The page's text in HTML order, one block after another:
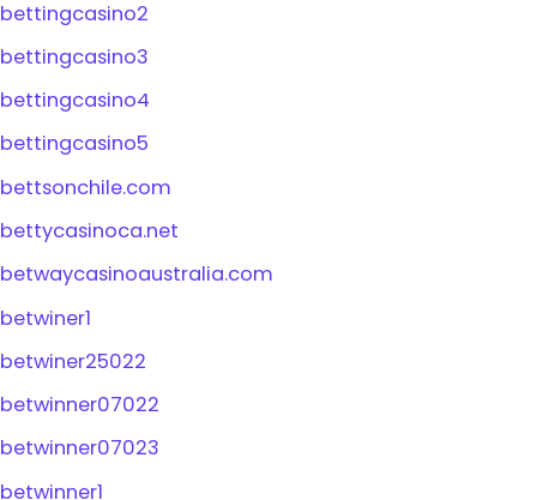
bettingcasino2
bettingcasino3
bettingcasino4
bettingcasino5
bettsonchile.com
bettycasinoca.net
betwaycasinoaustralia.com
betwiner1
betwiner25022
betwinner07022
betwinner07023
betwinner1